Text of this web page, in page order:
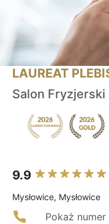
LAUREAT
Salon Fryzjerski
9.9
Mysłowice, Mysłowice
Pokaż